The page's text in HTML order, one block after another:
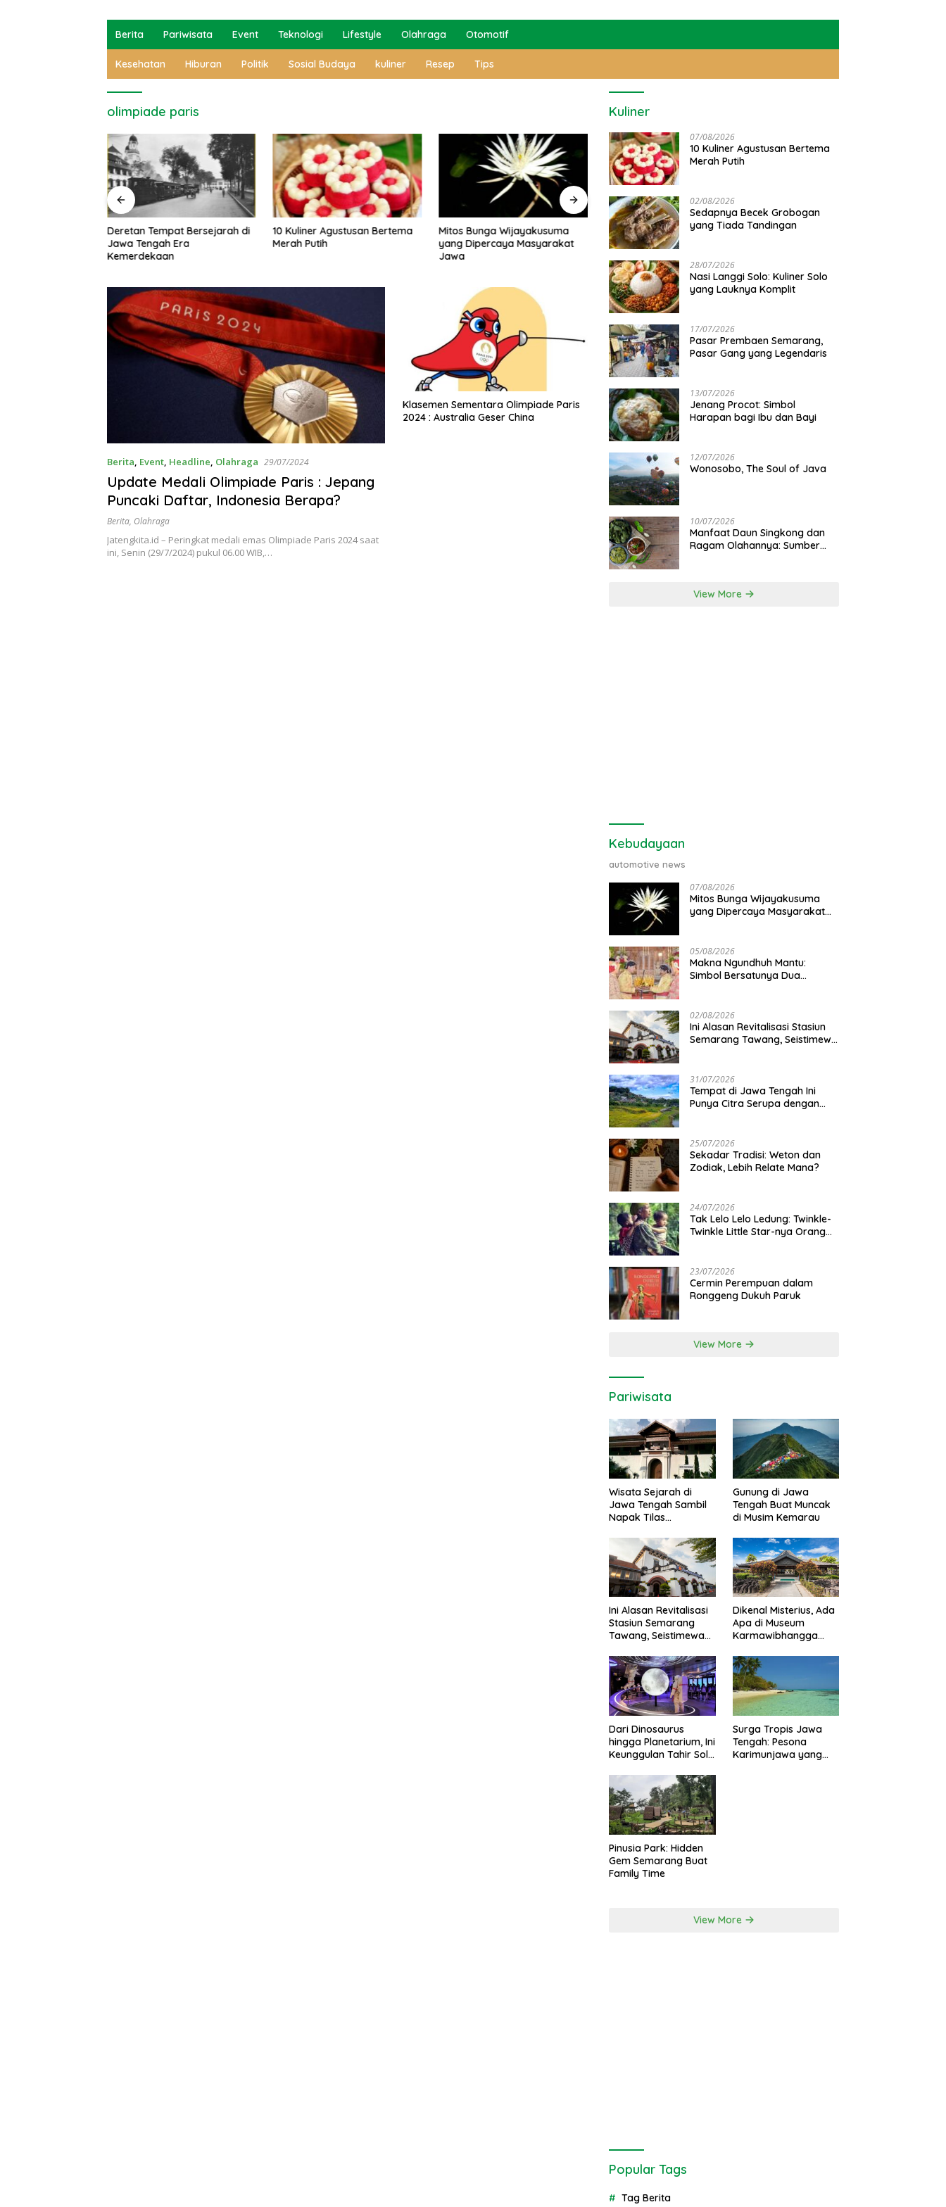
Berita Pariwisata Event Teknologi Lifestyle Olahraga Otomotif
Kesehatan Hiburan Politik Sosial Budaya kuliner Resep Tips
olimpiade paris
10 Kuliner Agustusan Bertema
Merah Putih
Mitos Bunga Wijayakusuma
yang Dipercaya Masyarakat
4 Rekomendasi Toko Batik di
Semarang yang Variatif
Mengupas Sejarah Stasiun
Ngrombo Grobogan
Makna Ngundhuh Mantu:
Berita, Event, Headline, Olahraga 29/07/2024
Update Medali Olimpiade Paris : Jepang
Puncaki Daftar, Indonesia Berapa?
Berita, Olahraga
Jatengkita.id – Peringkat medali emas Olimpiade Paris 2024 saat
ini, Senin (29/7/2024) pukul 06.00 WIB,…
Klasemen Sementara Olimpiade Paris
2024 : Australia Geser China
Kuliner
07/08/2026
10 Kuliner Agustusan Bertema
Merah Putih
02/08/2026
Sedapnya Becek Grobogan
yang Tiada Tandingan
28/07/2026
Nasi Langgi Solo: Kuliner Solo
yang Lauknya Komplit
17/07/2026
Pasar Prembaen Semarang,
Pasar Gang yang Legendaris
13/07/2026
Jenang Procot: Simbol
Harapan bagi Ibu dan Bayi
12/07/2026
Wonosobo, The Soul of Java
10/07/2026
Manfaat Daun Singkong dan
Ragam Olahannya: Sumber
View More
Kebudayaan
automotive news
07/08/2026
Mitos Bunga Wijayakusuma
yang Dipercaya Masyarakat
05/08/2026
Makna Ngundhuh Mantu:
Simbol Bersatunya Dua
02/08/2026
Ini Alasan Revitalisasi Stasiun
Semarang Tawang, Seistimewa
31/07/2026
Tempat di Jawa Tengah Ini
Punya Citra Serupa dengan
25/07/2026
Sekadar Tradisi: Weton dan
Zodiak, Lebih Relate Mana?
24/07/2026
Tak Lelo Lelo Ledung: Twinkle-
Twinkle Little Star-nya Orang
23/07/2026
Cermin Perempuan dalam
Ronggeng Dukuh Paruk
View More
Pariwisata
Wisata Sejarah di
Jawa Tengah Sambil
Napak Tilas
Gunung di Jawa
Tengah Buat Muncak
di Musim Kemarau
Ini Alasan Revitalisasi
Stasiun Semarang
Tawang, Seistimewa
Dikenal Misterius, Ada
Apa di Museum
Karmawibhangga
Dari Dinosaurus
hingga Planetarium, Ini
Keunggulan Tahir Solo
Surga Tropis Jawa
Tengah: Pesona
Karimunjawa yang
Pinusia Park: Hidden
Gem Semarang Buat
Family Time
View More
Popular Tags
Tag Berita